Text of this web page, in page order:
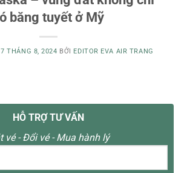
băng tuyết ở Mỹ
THÁNG 8, 2024 BỞI EDITOR EVA AIR TRANG
HỖ TRỢ TƯ VẤN
vé - Đổi vé - Mua hành lý